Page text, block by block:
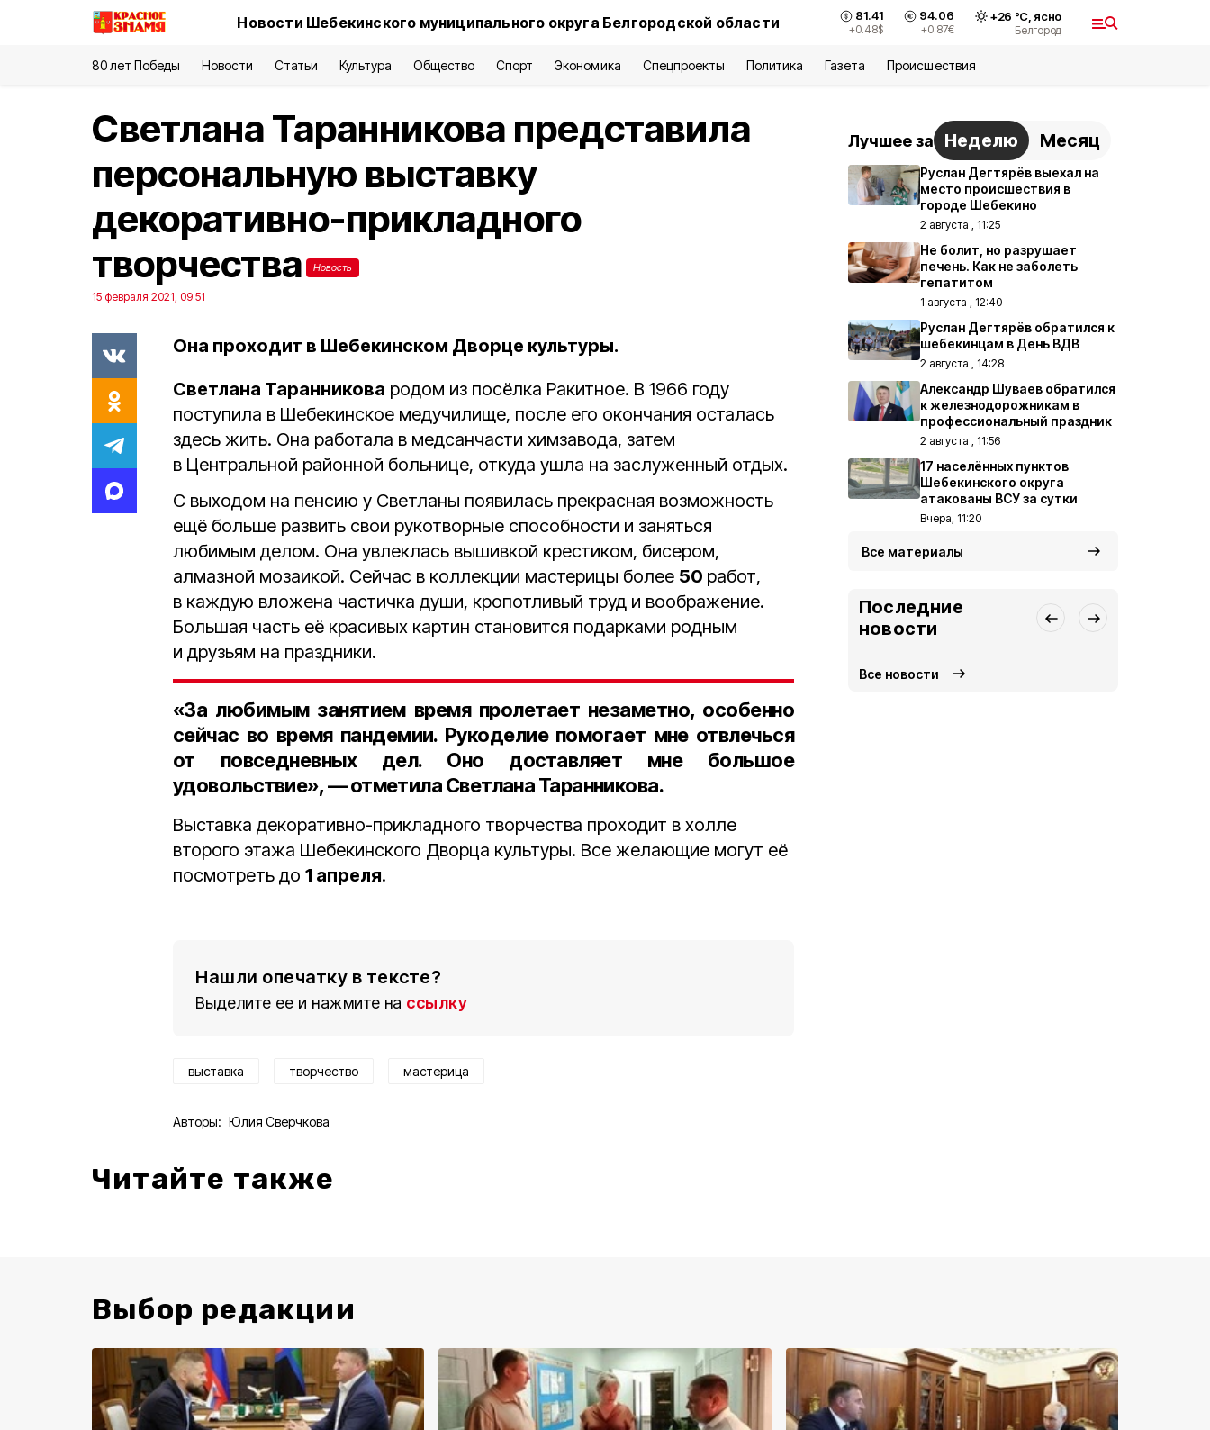
Новости Шебекинского муниципального округа Белгородской области 81.41
+0.48$
94.06
+0.87€
+26 °С, ясно
Белгород
80 лет Победы Новости Статьи Культура Общество Спорт Экономика Спецпроекты Политика Газета Происшествия
Светлана Таранникова представила
персональную выставку
декоративно-прикладного
творчества
Новость
15 февраля 2021, 09:51
Она проходит в Шебекинском Дворце культуры.
Светлана Таранникова родом из посёлка Ракитное. В 1966 году
поступила в Шебекинское медучилище, после его окончания осталась
здесь жить. Она работала в медсанчасти химзавода, затем
в Центральной районной больнице, откуда ушла на заслуженный отдых.
С выходом на пенсию у Светланы появилась прекрасная возможность
ещё больше развить свои рукотворные способности и заняться
любимым делом. Она увлеклась вышивкой крестиком, бисером,
алмазной мозаикой. Сейчас в коллекции мастерицы более 50 работ,
в каждую вложена частичка души, кропотливый труд и воображение.
Большая часть её красивых картин становится подарками родным
и друзьям на праздники.
«За любимым занятием время пролетает незаметно, особенно
сейчас во время пандемии. Рукоделие помогает мне отвлечься
от повседневных дел. Оно доставляет мне большое
удовольствие», — отметила Светлана Таранникова.
Выставка декоративно-прикладного творчества проходит в холле
второго этажа Шебекинского Дворца культуры. Все желающие могут её
посмотреть до 1 апреля.
Нашли опечатку в тексте?
Выделите ее и нажмите на ссылку
выставка творчество мастерица
Авторы: Юлия Сверчкова
Читайте также
Лучшее за Неделю Месяц
Руслан Дегтярёв выехал на
место происшествия в
городе Шебекино
2 августа , 11:25
Не болит, но разрушает
печень. Как не заболеть
гепатитом
1 августа , 12:40
Руслан Дегтярёв обратился к
шебекинцам в День ВДВ
2 августа , 14:28
Александр Шуваев обратился
к железнодорожникам в
профессиональный праздник
2 августа , 11:56
17 населённых пунктов
Шебекинского округа
атакованы ВСУ за сутки
Вчера, 11:20
Все материалы
Последние
новости
Все новости
Выбор редакции